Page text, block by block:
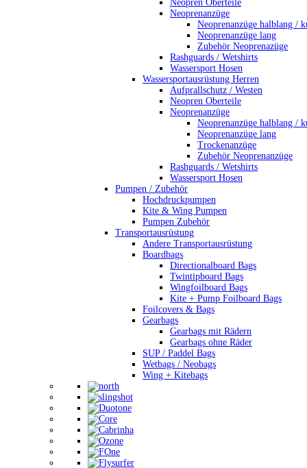
Neopren Oberteile
Neoprenanzüge
Neoprenanzüge halblang /
Neoprenanzüge lang
Zubehör Neoprenazüge
Rashguards / Wetshirts
Wassersport Hosen
Wassersportausrüstung Herren
Aufprallschutz / Westen
Neopren Oberteile
Neoprenanzüge
Neoprenanzüge halblang /
Neoprenanzüge lang
Trockenanzüge
Zubehör Neoprenanzüge
Rashguards / Wetshirts
Wassersport Hosen
Pumpen / Zubehör
Hochdruckpumpen
Kite & Wing Pumpen
Pumpen Zubehör
Transportausrüstung
Andere Transportausrüstung
Boardbags
Directionalboard Bags
Twintipboard Bags
Wingfoilboard Bags
Kite + Pump Foilboard Bags
Foilcovers & Bags
Gearbags
Gearbags mit Rädern
Gearbags ohne Räder
SUP / Paddel Bags
Wetbags / Neobags
Wing + Kitebags